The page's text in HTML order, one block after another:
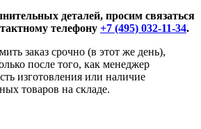
деталей, просим связаться
телефону +7 (495) 032-11-34.
заказ срочно (в этот же день),
после того, как менеджер
изготовления или наличие
товаров на складе.